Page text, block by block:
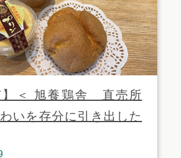
】＜ 旭養鶏舎 直売所
いを存分に引き出した